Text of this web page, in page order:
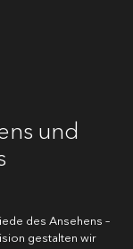
und
des Ansehens –
gestalten wir